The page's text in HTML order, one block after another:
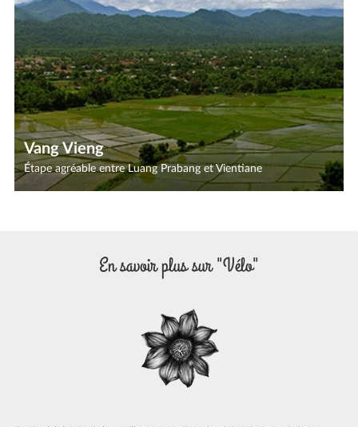
Vang Vieng
Étape agréable entre Luang Prabang et Vientiane
En savoir plus sur "Vélo"